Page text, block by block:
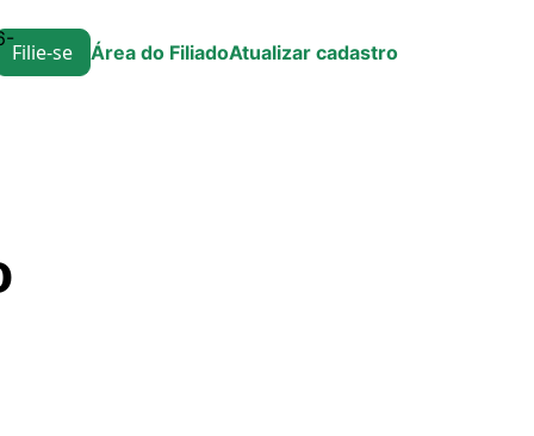
Filie-se Área do FiliadoAtualizar cadastro